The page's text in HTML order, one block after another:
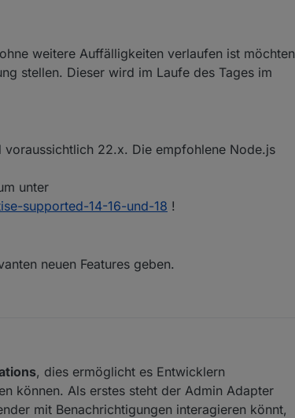
weitere Auffälligkeiten verlaufen ist möchten
stellen. Dieser wird im Laufe des Tages im
22.x. Die empfohlene Node.js
unter
supported-14-16-und-18 !
neuen Features geben.
, dies ermöglicht es Entwicklern
können. Als erstes steht der Admin Adapter
mit Benachrichtigungen interagieren könnt,